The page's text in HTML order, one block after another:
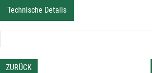
Technische Details
ZURÜCK